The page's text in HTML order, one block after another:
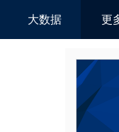
大数据 更